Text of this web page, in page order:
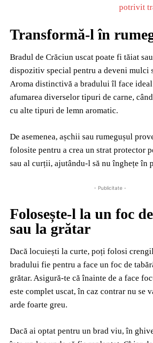
potrivit
Transformă-l în
Bradul de Crăciun uscat poate fi tăiat
dispozitiv special pentru a deveni mulci
Aroma distinctivă a bradului îl face
afumarea diverselor tipuri de carne,
cu alte tipuri de lemn aromatic.
De asemenea, așchii sau rumegușul
folosite pentru a crea un strat protector
sau al curții, ajutându-l să nu înghețe în
- Publicitate -
Folosește-l la un foc
sau la grătar
Dacă locuiești la curte, poți folosi
bradului fie pentru a face un foc de
grătar. Asigură-te că înainte de a face
este complet uscat, în caz contrar nu se
arde foarte greu.
Dacă ai optat pentru un brad viu, în